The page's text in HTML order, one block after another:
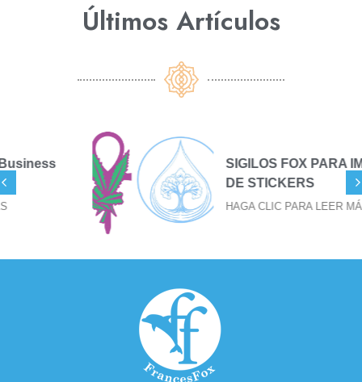
Últimos Artículos​
SIGILOS FOX PARA IMPRESIÓN
DE STICKERS
HAGA CLIC PARA LEER MÁS